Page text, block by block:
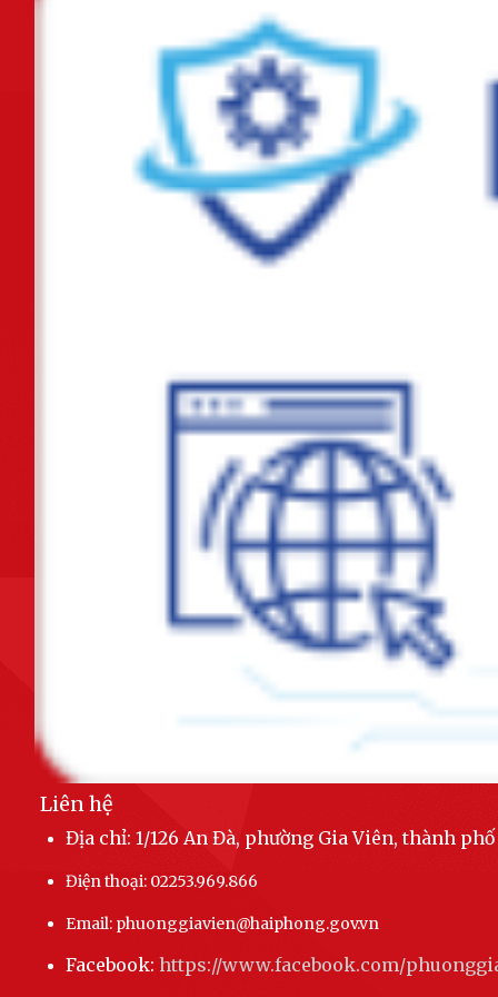
Liên đoàn Lao động thành phố và Bảo hiểm xã hội thành phố ký kết
chương trình phối hợp giai đoạn...
Ban hành Kế hoạch tổ chức các hoạt động ý nghĩa chào mừng Kỷ niệm
80 năm Cách mạng Tháng Tám và...
Tiếp tục thực hiện chuỗi các hoạt động tri ân nhân dịp kỷ niệm 78 năm
ngày Thương binh - Liệt sỹ...
Chủ động ứng phó với vùng áp thấp có khả năng mạnh lên thành áp
Khẩn trương hoàn thiện phương án đề xuất triển khai tuyến đường tốc
độ cao kết nối khu vực Đông -...
Phường Gia Viên tổ chức Hội nghị triển khai lấy ý kiến cử tri đại diện hộ
Mặt trận Tổ quốc Việt Nam phường Gia Viên tham dự Hội nghị trực
tuyến triển khai thí điểm nền tảng...
Ban hành Quy định chức năng, nhiệm vụ, quyền hạn và cơ cấu tổ chức
của Phòng Kinh tế, Hạ tầng và Đô...
Thực hiện đồng bộ các giải pháp bảo đảm trật tự, an toàn giao thông,
Phát động, kêu gọi chung tay ủng hộ Nhân dân Cuba vượt qua khó
khăn, ổn định và phát triển đất nước.
UBND phường Gia Viên họp đánh giá tình hình thực hiện nhiệm vụ kinh
tế - xã hội, quốc phòng - an...
Quyết định số 3199/QĐ-UBND của UBND thành phố về việc công bố
Nhất nhiệm kỳ 2025-2030!
Liên hệ
Địa chỉ: 1/126 An Đà, phường Gia Viên, thành
Điện thoại: 02253.969.866
Email: phuonggiavien@haiphong.gov.vn
Facebook: https://www.facebook.com/